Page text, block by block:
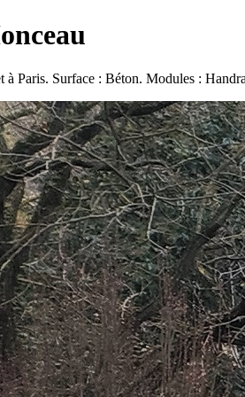
à Paris. Surface : Béton. Modules :